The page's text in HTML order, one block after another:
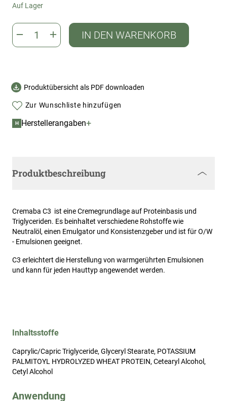
Auf Lager
IN DEN WARENKORB
Produktübersicht als PDF downloaden
Zur Wunschliste hinzufügen
H Herstellerangaben+
Produktbeschreibung
Cremaba C3 ist eine Cremegrundlage auf Proteinbasis und
Triglyceriden. Es beinhaltet verschiedene Rohstoffe wie
Neutralöl, einen Emulgator und Konsistenzgeber und ist für O/W
- Emulsionen geeignet.
C3 erleichtert die Herstellung von warmgerührten Emulsionen
und kann für jeden Hauttyp angewendet werden.
Inhaltsstoffe
Caprylic/Capric Triglyceride, Glyceryl Stearate, POTASSIUM
PALMITOYL HYDROLYZED WHEAT PROTEIN, Cetearyl Alcohol,
Cetyl Alcohol
Anwendung